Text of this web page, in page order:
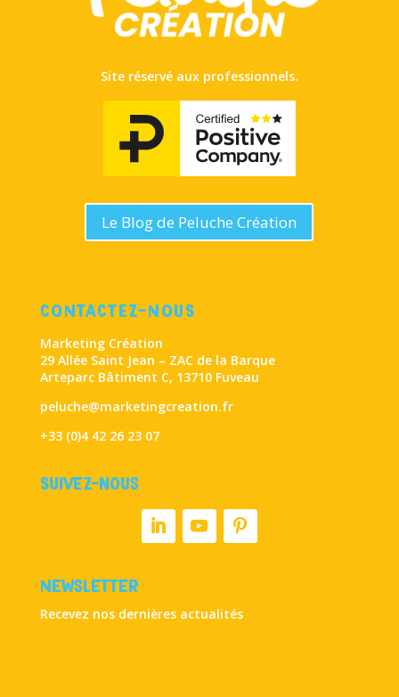
Site réservé aux professionnels.
Le Blog de Peluche Création
CONTACTEZ-NOUS
Marketing Création
29 Allée Saint Jean – ZAC de la Barque
Arteparc Bâtiment C, 13710 Fuveau
peluche@marketingcreation.fr
+33 (0)4 42 26 23 07
Suivez-nous
Newsletter
Recevez nos dernières actualités